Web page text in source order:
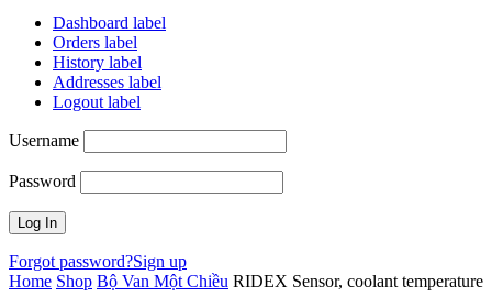
Dashboard label
Orders label
History label
Addresses label
Logout label
Username
Password
Forgot password?Sign up
Home Shop Bộ Van Một Chiều RIDEX Sensor, coolant temperature